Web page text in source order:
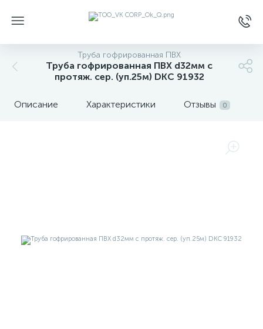
Труба гофрированная ПВХ
Труба гофрированная ПВХ d32мм с
протяж. сер. (уп.25м) DKC 91932
Описание Характеристики Отзывы 0